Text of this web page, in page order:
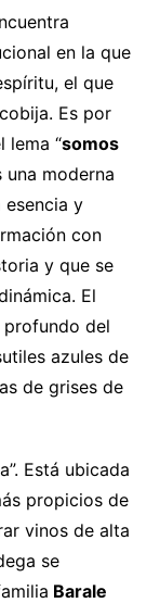
en la que
el que
Es por
lema “somos
una moderna
y
con
y que se
El
del
azules de
de grises de
Está ubicada
propicios de
vinos de alta
se
Barale